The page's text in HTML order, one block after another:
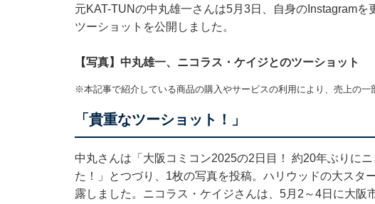
元KAT-TUNの中丸雄一さんは5月3日、自身のInstagram
ツーショットを公開しました。
【写真】中丸雄一、ニコラス・ケイジとのツーショット
※本記事で紹介している商品の購入やサービスの利用により、売上の一
「貴重なツーショット！」
中丸さんは「大阪コミコン2025の2日目！ 約20年ぶりに
た！」とつづり、1枚の写真を投稿。ハリウッドの大スタ
露しました。ニコラス・ケイジさんは、5月2～4日に大阪